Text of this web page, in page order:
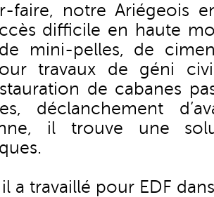
faire, notre Ariégeois
difficile en haute
mini-pelles, de
travaux de géni
de cabanes
déclanchement
il trouve une
il a travaillé pour EDF